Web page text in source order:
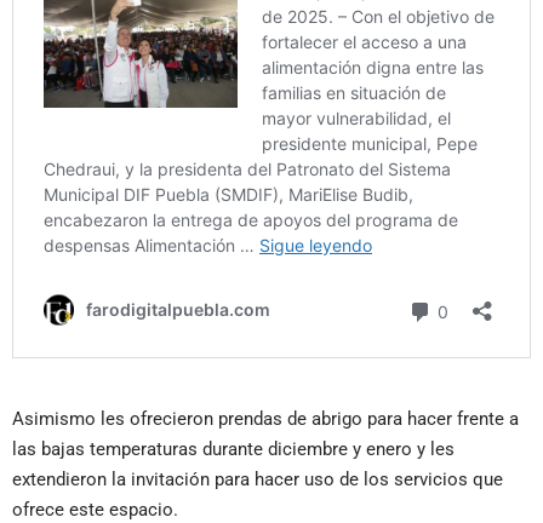
Asimismo les ofrecieron prendas de abrigo para hacer frente a
las bajas temperaturas durante diciembre y enero y les
extendieron la invitación para hacer uso de los servicios que
ofrece este espacio.